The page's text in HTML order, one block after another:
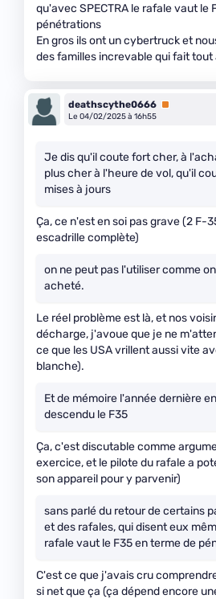
qu'avec SPECTRA le rafale vaut le
pénétrations
En gros ils ont un cybertruck et
des familles increvable qui fait tout
deathscythe0666 Premium
Le 04/02/2025 à 16h55
Je dis qu'il coute fort cher, à
plus cher à l'heure de vol, qu'il
mises à jours
Ça, ce n'est en soi pas grave (2 F-
escadrille complète)
on ne peut pas l'utiliser comme
acheté.
Le réel problème est là, et nos
décharge, j'avoue que je ne
ce que les USA vrillent aussi vite
blanche).
Et de mémoire l'année dernière
descendu le F35
Ça, c'est discutable comme
exercice, et le pilote du rafale a
son appareil pour y parvenir)
sans parlé du retour de certains
et des rafales, qui disent eux
rafale vaut le F35 en terme de
C'est ce que j'avais cru
si net que ça (ça dépend encore